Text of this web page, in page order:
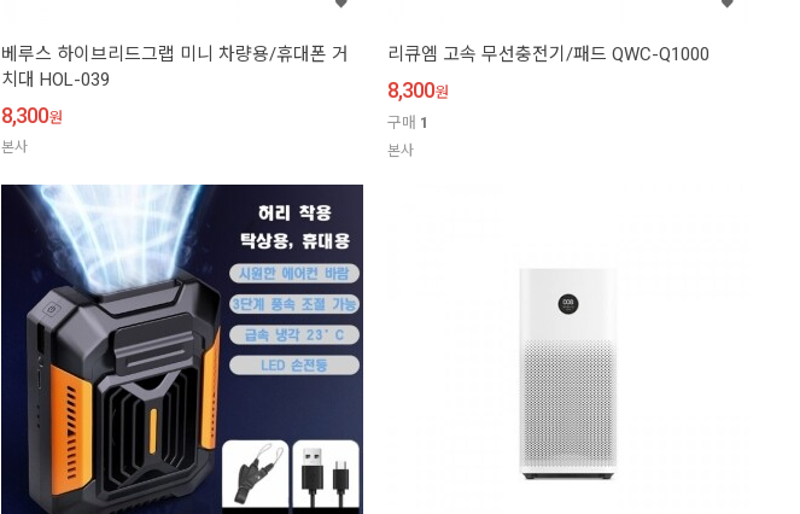
베루스 하이브리드그랩 미니 차량용/휴대폰 거
치대 HOL-039
8,300원
본사
리큐엠 고속 무선충전기/패드 QWC-Q1000
8,300원
구매 1
본사